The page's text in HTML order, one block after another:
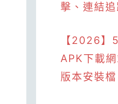
擊、連結追
【2026】
APK下載
版本安裝檔